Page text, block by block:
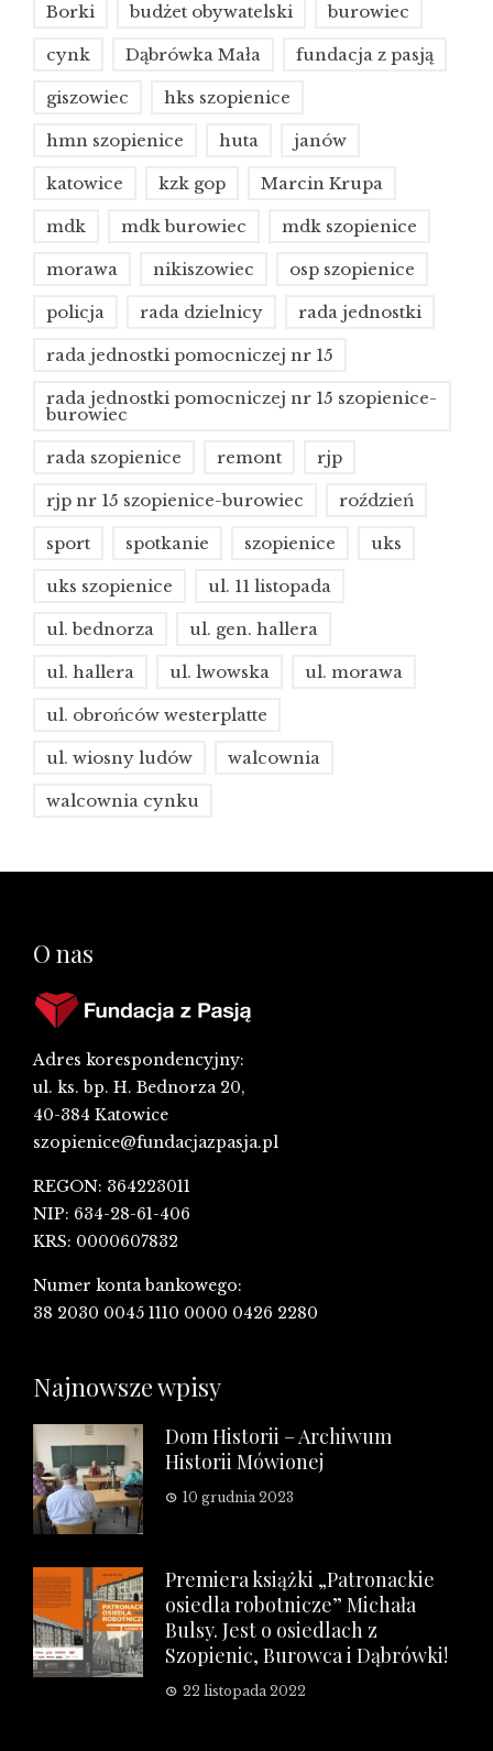
Borki budżet obywatelski burowiec
cynk Dąbrówka Mała fundacja z pasją
giszowiec hks szopienice
hmn szopienice huta janów
katowice kzk gop Marcin Krupa
mdk mdk burowiec mdk szopienice
morawa nikiszowiec osp szopienice
policja rada dzielnicy rada jednostki
rada jednostki pomocniczej nr 15
rada jednostki pomocniczej nr 15 szopienice-
burowiec
rada szopienice remont rjp
rjp nr 15 szopienice-burowiec roździeń
sport spotkanie szopienice uks
uks szopienice ul. 11 listopada
ul. bednorza ul. gen. hallera
ul. hallera ul. lwowska ul. morawa
ul. obrońców westerplatte
ul. wiosny ludów walcownia
walcownia cynku
O nas
Adres korespondencyjny:
ul. ks. bp. H. Bednorza 20,
40-384 Katowice
szopienice@fundacjazpasja.pl
REGON: 364223011
NIP: 634-28-61-406
KRS: 0000607832
Numer konta bankowego:
38 2030 0045 1110 0000 0426 2280
Najnowsze wpisy
Dom Historii – Archiwum
Historii Mówionej
10 grudnia 2023
Premiera książki „Patronackie
osiedla robotnicze” Michała
Bulsy. Jest o osiedlach z
Szopienic, Burowca i Dąbrówki!
22 listopada 2022